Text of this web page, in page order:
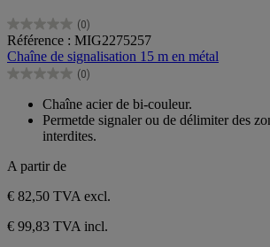
(0)
0.0
sur
5
étoiles.
Référence : MIG2275257
Chaîne de signalisation 15 m en métal
(0)
0.0
étoiles.
Chaîne acier de bi-couleur.
Permetde signaler ou de délimiter des
interdites.
A partir de
€ 82,50 TVA excl.
€ 99,83 TVA incl.